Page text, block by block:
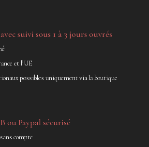
suivi sous 1 à 3 jours ouvrés
et l’UE
possibles uniquement via la boutique
ou Paypal sécurisé
compte